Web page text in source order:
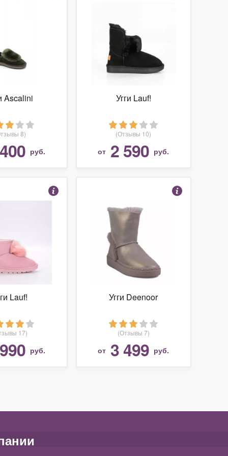
Ascalini
8)
руб.
Угги Lauf!
(Отзывы 10)
от 2 590 руб.
Lauf!
17)
руб.
Угги Deenoor
(Отзывы 7)
от 3 499 руб.